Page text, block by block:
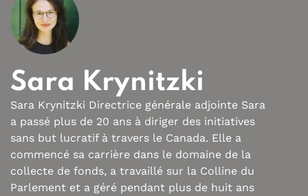
Sara Krynitzki
Sara Krynitzki Directrice générale adjointe Sara
a passé plus de 20 ans à diriger des initiatives
sans but lucratif à travers le Canada. Elle a
commencé sa carrière dans le domaine de la
collecte de fonds, a travaillé sur la Colline du
Parlement et a géré pendant plus de huit ans